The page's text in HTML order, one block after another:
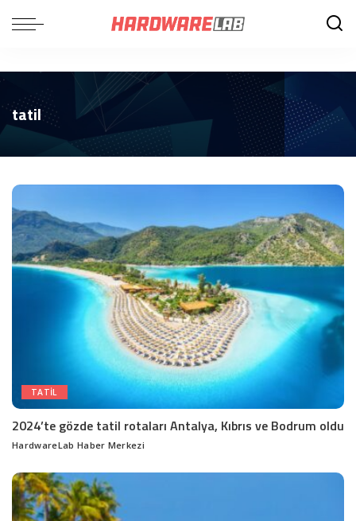
tatil
TATIL
2024’te gözde tatil rotaları Antalya, Kıbrıs ve Bodrum oldu
Posted
HardwareLab Haber Merkezi